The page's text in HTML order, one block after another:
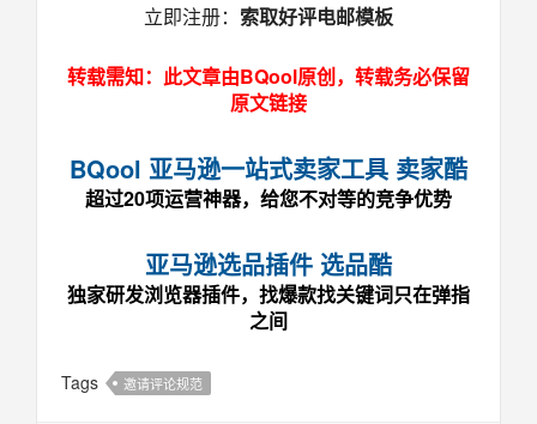
立即注册： 索取好评电邮模板
转载需知：此文章由BQool原创，转载务必保留
原文链接
BQool 亚马逊一站式卖家工具 卖家酷
超过20项运营神器，给您不对等的竞争优势
亚马逊选品插件 选品酷
独家研发浏览器插件，找爆款找关键词只在弹指
之间
Tags 邀请评论规范